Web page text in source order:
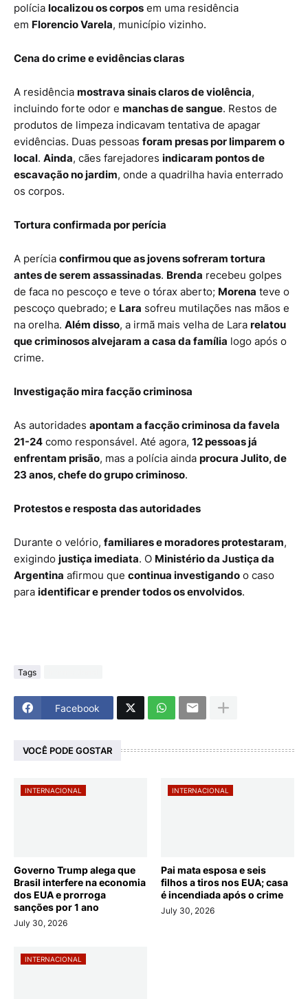
polícia localizou os corpos em uma residência
em Florencio Varela, município vizinho.
Cena do crime e evidências claras
A residência mostrava sinais claros de violência,
incluindo forte odor e manchas de sangue. Restos de
produtos de limpeza indicavam tentativa de apagar
evidências. Duas pessoas foram presas por limparem o
local. Ainda, cães farejadores indicaram pontos de
escavação no jardim, onde a quadrilha havia enterrado
os corpos.
Tortura confirmada por perícia
A perícia confirmou que as jovens sofreram tortura
antes de serem assassinadas. Brenda recebeu golpes
de faca no pescoço e teve o tórax aberto; Morena teve o
pescoço quebrado; e Lara sofreu mutilações nas mãos e
na orelha. Além disso, a irmã mais velha de Lara relatou
que criminosos alvejaram a casa da família logo após o
crime.
Investigação mira facção criminosa
As autoridades apontam a facção criminosa da favela
21-24 como responsável. Até agora, 12 pessoas já
enfrentam prisão, mas a polícia ainda procura Julito, de
23 anos, chefe do grupo criminoso.
Protestos e resposta das autoridades
Durante o velório, familiares e moradores protestaram,
exigindo justiça imediata. O Ministério da Justiça da
Argentina afirmou que continua investigando o caso
para identificar e prender todos os envolvidos.
Tags
Facebook
VOCÊ PODE GOSTAR
INTERNACIONAL
Governo Trump alega que
Brasil interfere na economia
dos EUA e prorroga
sanções por 1 ano
July 30, 2026
INTERNACIONAL
Pai mata esposa e seis
filhos a tiros nos EUA; casa
é incendiada após o crime
July 30, 2026
INTERNACIONAL